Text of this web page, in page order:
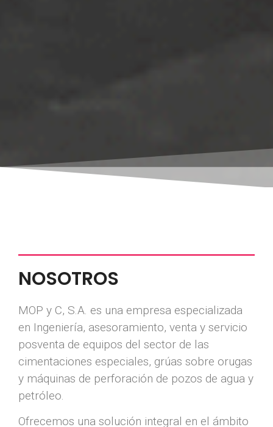
NOSOTROS
MOP y C, S.A. es una empresa especializada
en Ingeniería, asesoramiento, venta y servicio
posventa de equipos del sector de las
cimentaciones especiales, grúas sobre orugas
y máquinas de perforación de pozos de agua y
petróleo.
Ofrecemos una solución integral en el ámbito